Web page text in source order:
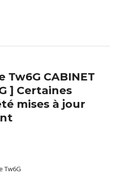
CABINET
] Certaines
mises à jour
Tw6G